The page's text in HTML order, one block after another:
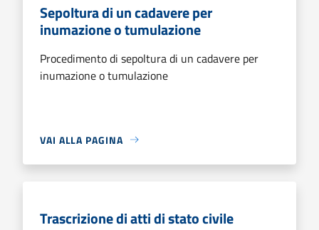
Sepoltura di un cadavere per
inumazione o tumulazione
Procedimento di sepoltura di un cadavere per
inumazione o tumulazione
VAI ALLA PAGINA
Trascrizione di atti di stato civile